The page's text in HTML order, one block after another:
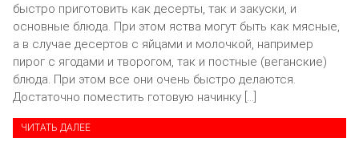
быстро приготовить как десерты, так и закуски, и
основные блюда. При этом яства могут быть как мясные,
а в случае десертов с яйцами и молочкой, например
пирог с ягодами и творогом, так и постные (веганские)
блюда. При этом все они очень быстро делаются.
Достаточно поместить готовую начинку […]
ЧИТАТЬ ДАЛЕЕ